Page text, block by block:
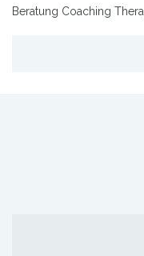
Beratung Coaching